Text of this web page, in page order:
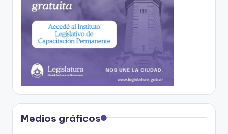
Medios gráficos